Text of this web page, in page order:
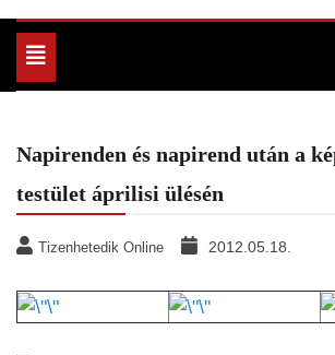
Toggle
navigation
Napirenden és napirend után a
testület áprilisi ülésén
Tizenhetedik Online 2012.05.18.